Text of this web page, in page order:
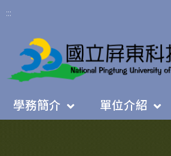
:::
學務簡介 單位介紹